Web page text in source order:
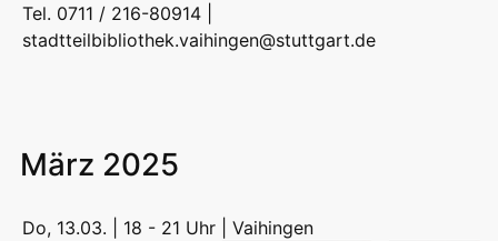
Tel. 0711 / 216-80914 |
stadtteilbibliothek.vaihingen@stuttgart.de
März 2025
Do, 13.03. | 18 - 21 Uhr | Vaihingen